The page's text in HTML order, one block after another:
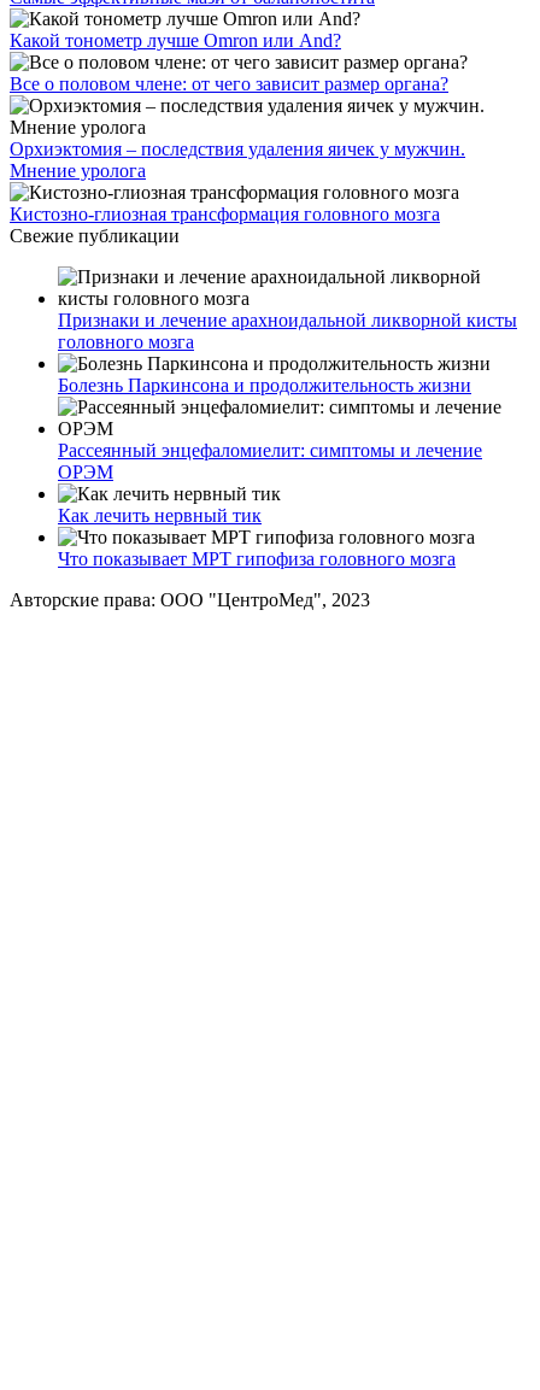
Какой тонометр лучше Omron или And?
Все о половом члене: от чего зависит размер органа?
Орхиэктомия – последствия удаления яичек у мужчин.
Мнение уролога
Кистозно-глиозная трансформация головного мозга
Свежие публикации
Признаки и лечение арахноидальной ликворной кисты
головного мозга
Болезнь Паркинсона и продолжительность жизни
Рассеянный энцефаломиелит: симптомы и лечение
ОРЭМ
Как лечить нервный тик
Что показывает МРТ гипофиза головного мозга
Авторские права: ООО "ЦентроМед", 2023